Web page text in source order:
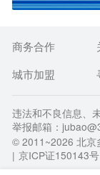
商务合作
城市加盟
违法和不良信息、
举报邮箱：
© 2011~2026 北京
| 京ICP证150143号